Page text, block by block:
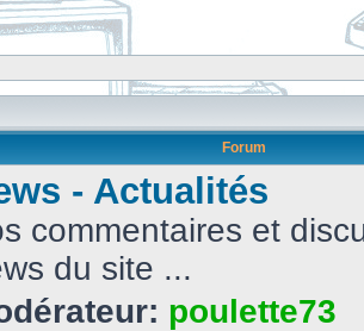
Forum
- Actualités
commentaires et
du site ...
poulette73